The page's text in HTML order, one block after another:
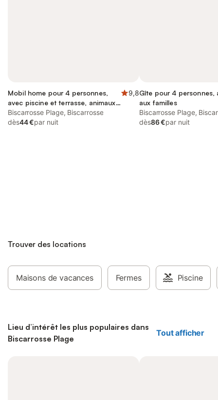
Mobil home pour 4 personnes,
avec piscine et terrasse, animaux
acceptés
9,8
Biscarrosse Plage, Biscarrosse
dès44 €par nuit
Gîte pour 4 personnes,
aux familles
Biscarrosse Plage,
dès86 €par nuit
Trouver des locations
Maisons de vacances Fermes Piscine
Lieu d’intérêt les plus populaires dans
Biscarrosse Plage
Tout afficher